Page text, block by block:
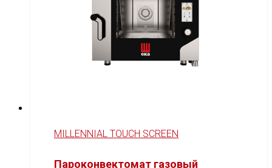
MILLENNIAL TOUCH SCREEN
Пароконвектомат газовый